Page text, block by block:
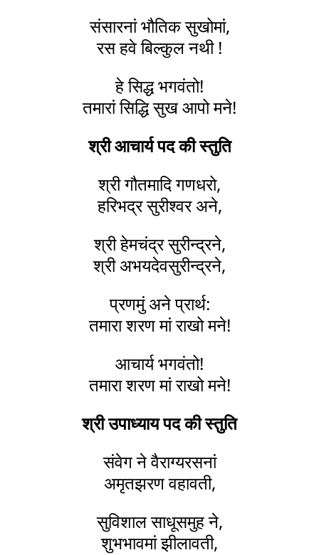
संसारनां भौतिक सुखोमां,
रस हवे बिल्कुल नथी !
हे सिद्ध भगवंतो!
तमारां सिद्धि सुख आपो मने!
श्री आचार्य पद की स्तुति
श्री गौतमादि गणधरो,
हरिभद्र सुरीश्वर अने,
श्री हेमचंद्र सुरीन्द्रने,
श्री अभयदेवसुरीन्द्रने,
प्रणमुं अने प्रार्थ:
तमारा शरण मां राखो मने!
आचार्य भगवंतो!
तमारा शरण मां राखो मने!
श्री उपाध्याय पद की स्तुति
संवेग ने वैराग्यरसनां
अमृतझरण वहावती,
सुविशाल साधूसमुह ने,
शुभभावमां झीलावती,